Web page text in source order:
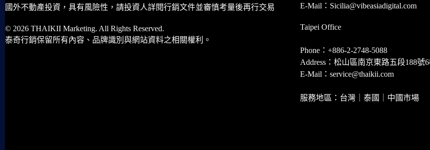
國外不動產投資，具有風險性，請投資人詳閱行銷文件並審慎考量後再行交易
© 2026 THAIKII Marketing. All Rights Reserved.
泰奇行銷保留所有內容、品牌識別與網站資料之相關權利。
E-Mail：Sicilia@vibeasiadigital.com
Taipei Office
Phone：+886-2-2748-5088
Address：松山區南京東路五段188號
E-Mail：service@thaikii.com
服務地區：台灣｜泰國｜中國市場